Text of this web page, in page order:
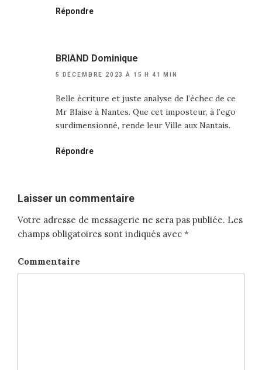
Répondre
BRIAND Dominique
5 DÉCEMBRE 2023 À 15 H 41 MIN
Belle écriture et juste analyse de l’échec de ce
Mr Blaise à Nantes. Que cet imposteur, à l’ego
surdimensionné, rende leur Ville aux Nantais.
Répondre
Laisser un commentaire
Votre adresse de messagerie ne sera pas publiée. Les
champs obligatoires sont indiqués avec *
Commentaire